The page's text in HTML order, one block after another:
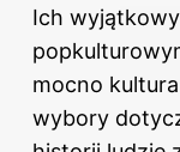
Ich
mocno
wybory